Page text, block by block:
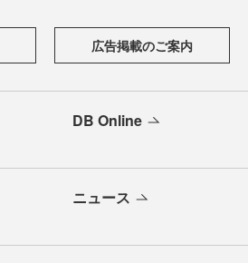
広告掲載のご案内
DB Online
ニュース